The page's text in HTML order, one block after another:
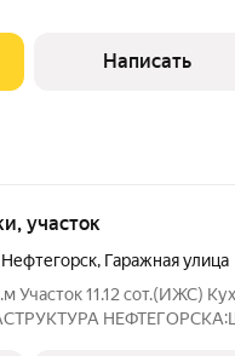
Написать
участок
Нефтегорск, Гаражная улица
11.12 сот.(ИЖС)